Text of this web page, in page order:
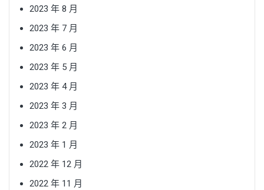
2023 年 8 月
2023 年 7 月
2023 年 6 月
2023 年 5 月
2023 年 4 月
2023 年 3 月
2023 年 2 月
2023 年 1 月
2022 年 12 月
2022 年 11 月